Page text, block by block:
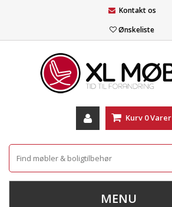
Kontakt os
Ønskeliste
Kurv 0Varer
MENU